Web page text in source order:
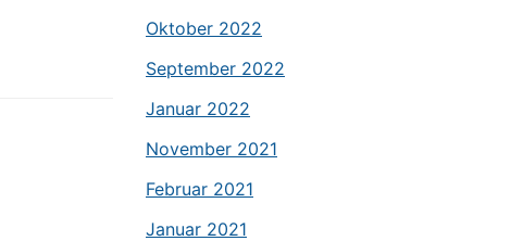
Oktober 2022
September 2022
Januar 2022
November 2021
Februar 2021
Januar 2021